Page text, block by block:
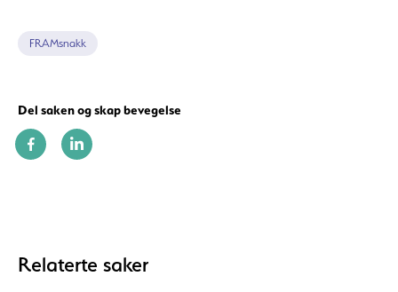
FRAMsnakk
Del saken og skap bevegelse
Relaterte saker